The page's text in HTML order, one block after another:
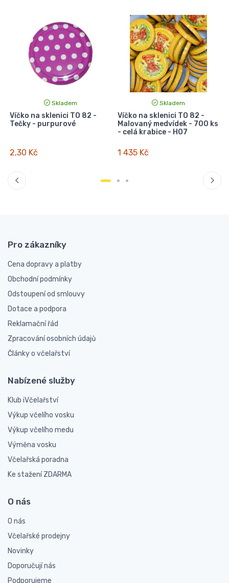
Skladem
Víčko na sklenici TO 82 -
Tečky - purpurové
2,30 Kč
Skladem
Víčko na sklenici TO 82 -
Malovaný medvídek - 700 ks
- celá krabice - HO7
1 435 Kč
Pro zákazníky
Cena dopravy a platby
Obchodní podmínky
Odstoupení od smlouvy
Dotace a podpora
Reklamační řád
Zpracování osobních údajů
Články o včelařství
Nabízené služby
Klub iVčelařství
Výkup včelího vosku
Výkup včelího medu
Výměna vosku
Včelařská poradna
Ke stažení ZDARMA
O nás
O nás
Včelařské prodejny
Novinky
Doporučují nás
Podporujeme